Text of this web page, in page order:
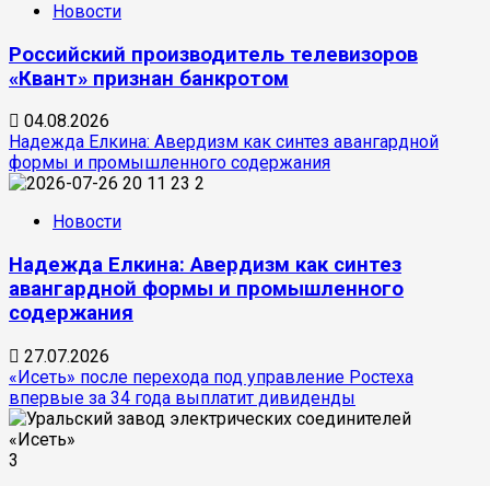
Новости
Российский производитель телевизоров
«Квант» признан банкротом
04.08.2026
Надежда Елкина: Авердизм как синтез авангардной
формы и промышленного содержания
2
Новости
Надежда Елкина: Авердизм как синтез
авангардной формы и промышленного
содержания
27.07.2026
«Исеть» после перехода под управление Ростеха
впервые за 34 года выплатит дивиденды
3